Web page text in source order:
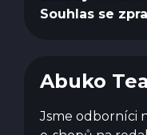
Souhlas se
Abuko
Jsme odborníci